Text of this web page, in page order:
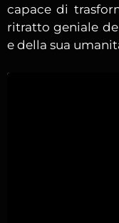
capace di
ritratto geniale
e della sua